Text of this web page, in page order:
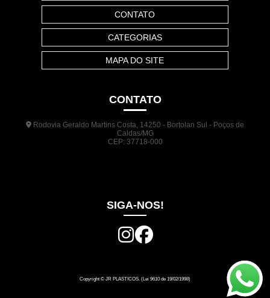
CONTATO
CATEGORIAS
MAPA DO SITE
CONTATO
Rodovia Geraldo Martins Costa, 14250 - Bortolan Sul - Poços de
Caldas/MG
CEP: 37718-000
SIGA-NOS!
Copyright © JR PLASTICOS. (Lei 9610 de 19/02/1998)